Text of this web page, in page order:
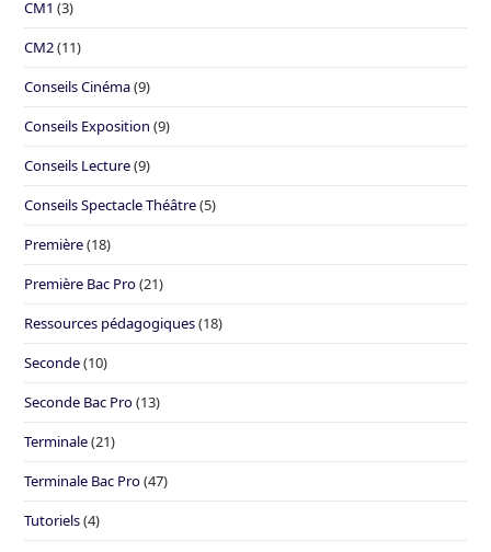
CM1 (3)
CM2(11)
Conseils Cinéma(9)
Conseils Exposition (9)
Conseils Lecture(9)
Conseils Spectacle Théâtre(5)
Première(18)
Première Bac Pro(21)
Ressources pédagogiques(18)
Seconde(10)
Seconde Bac Pro(13)
Terminale(21)
Terminale Bac Pro(47)
Tutoriels(4)